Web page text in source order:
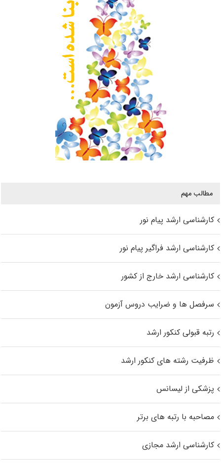
مطالب مهم
کارشناسی ارشد پیام نور
کارشناسی ارشد فراگیر پیام نور
کارشناسی ارشد خارج از کشور
سرفصل ها و ضرایب دروس آزمون
رتبه قبولی کنکور ارشد
ظرفیت رشته های کنکور ارشد
پزشکی از لیسانس
مصاحبه با رتبه های برتر
کارشناسی ارشد مجازی